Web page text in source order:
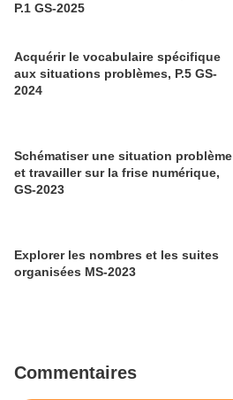
P.1 GS-2025
Acquérir le vocabulaire spécifique
aux situations problèmes, P.5 GS-
2024
Schématiser une situation problème
et travailler sur la frise numérique,
GS-2023
Explorer les nombres et les suites
organisées MS-2023
Commentaires